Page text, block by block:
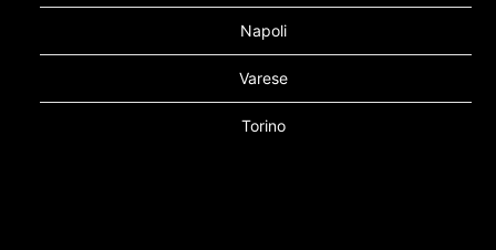
Napoli
Varese
Torino